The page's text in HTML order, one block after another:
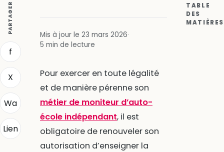
PARTAGER
f
X
Wa
Lien
Mis à jour le 23 mars 2026·
5 min de lecture
Pour exercer en toute légalité
et de manière pérenne son
métier de moniteur d’auto-
école indépendant, il est
obligatoire de renouveler son
autorisation d’enseigner la
TABLE
DES
MATIÈRES